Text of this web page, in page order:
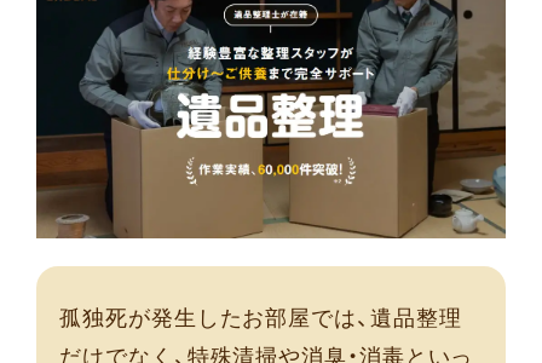
孤独死が発生したお部屋では、遺品整理
だけでなく、特殊清掃や消臭・消毒といっ